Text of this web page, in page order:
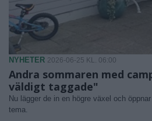
NYHETER 2026-06-25 KL. 06:00
Andra sommaren med
väldigt taggade"
Nu lägger de in en högre växel och
tema.